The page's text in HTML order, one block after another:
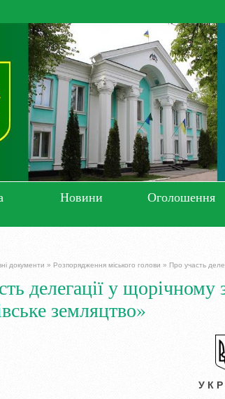
Новини Оголошення
документи » Розпорядження міського голови » Про участь
делегації у щорічному
земляцтво»
У К Р